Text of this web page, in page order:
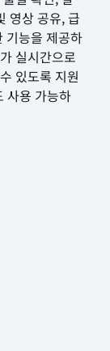
영상 공유, 급
기능을 제공하
실시간으로
있도록 지원
사용 가능하